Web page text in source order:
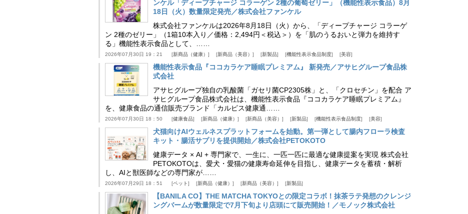
ンケル「ディープチャージ コラーゲン 2種の葡萄ゼリー」（機能性表示食品）8月
18日（火）数量限定発売／株式会社ファンケル
株式会社ファンケルは2026年8月18日（火）から、「ディープチャージ コラーゲ
ン 2種のゼリー」（1箱10本入り／価格：2,494円＜税込＞）を「肌のうるおいと弾力を維持す
る」機能性表示食品として、……
2026年07月30日 19：21 新商品（健康） 新商品（美容） 新製品 機能性表示食品制度 美容
機能性表示食品『ココカラケア睡眠プレミアム』 新発売／アサヒグループ食品株
式会社
アサヒグループ独自の乳酸菌「ガセリ菌CP2305株」と、「クロセチン」を配合 ア
サヒグループ食品株式会社は、機能性表示食品『ココカラケア睡眠プレミアム』
を、健康食品の通信販売ブランド「カルピス健康通……
2026年07月30日 18：50 健康食品 新商品（健康） 新商品（美容） 新製品 機能性表示食品制度 美容
犬猫向けAIウェルネスプラットフォームを始動。第一弾として腸内フローラ検査
キット・腸活サプリを提供開始／株式会社PETOKOTO
健康データ × AI + 専門家で、一生に、一匹一匹に最適な健康提案を実現 株式会社
PETOKOTOは、愛犬・愛猫の健康寿命延伸を目指し、健康データを蓄積・解析
し、AIと獣医師などの専門家が……
2026年07月29日 18：51 ペット 新商品（健康） 新商品（美容） 新製品
【BANILA CO】THE MATCHA TOKYOとの限定コラボ！抹茶ラテ発想のクレンジ
ングバームが数量限定で7月下旬より店頭にて販売開始！／モノック株式会社